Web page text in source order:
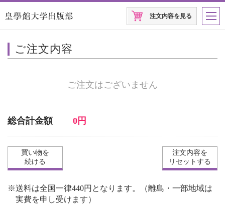
注文内容を見る
ご注文内容
ご注文はございません
総合計金額 0円
買い物を
続ける
注文内容を
リセットする
※送料は全国一律440円となります。（離島・一部地域は
実費を申し受けます）